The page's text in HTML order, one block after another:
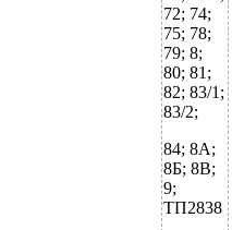
72; 74;
75; 78;
79; 8;
80; 81;
82; 83/1;
83/2;
84; 8А;
8Б; 8В;
9;
ТП2838